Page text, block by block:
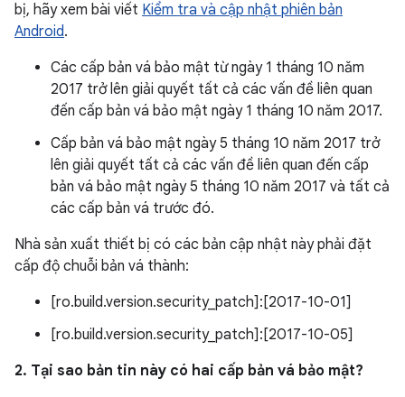
bị, hãy xem bài viết Kiểm tra và cập nhật phiên bản
Android.
Các cấp bản vá bảo mật từ ngày 1 tháng 10 năm
2017 trở lên giải quyết tất cả các vấn đề liên quan
đến cấp bản vá bảo mật ngày 1 tháng 10 năm 2017.
Cấp bản vá bảo mật ngày 5 tháng 10 năm 2017 trở
lên giải quyết tất cả các vấn đề liên quan đến cấp
bản vá bảo mật ngày 5 tháng 10 năm 2017 và tất cả
các cấp bản vá trước đó.
Nhà sản xuất thiết bị có các bản cập nhật này phải đặt
cấp độ chuỗi bản vá thành:
[ro.build.version.security_patch]:[2017-10-01]
[ro.build.version.security_patch]:[2017-10-05]
2. Tại sao bản tin này có hai cấp bản vá bảo mật?